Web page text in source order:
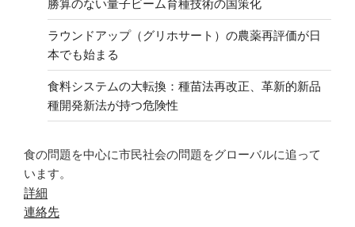
勝算のない量子ビーム育種技術の国策化
ラウンドアップ（グリホサート）の農薬再評価が日
本でも始まる
食料システムの大転換：種苗法再改正、革新的新品
種開発新法が持つ危険性
食の問題を中心に市民社会の問題をグローバルに追って
います。
詳細
連絡先